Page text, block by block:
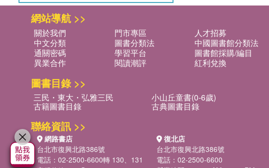
網站導航 >>
關於我們 門市專區 人才招募
中文分類
圖書分類法 中國圖書館分類法
通關密碼
學習平台 圖書館採購/編目
異業合作
閱讀潮評 紅利兌換
圖書目錄 >>
三民・東大・弘雅三民 小山丘童書(0-6歲)
古籍圖書目錄 古典圖書目錄
聯絡資訊 >>
網路書店
台北市復興北路386號
電話：02-2500-6600轉 130、131
復北店
台北市復興北路386號
電話：02-2500-6600